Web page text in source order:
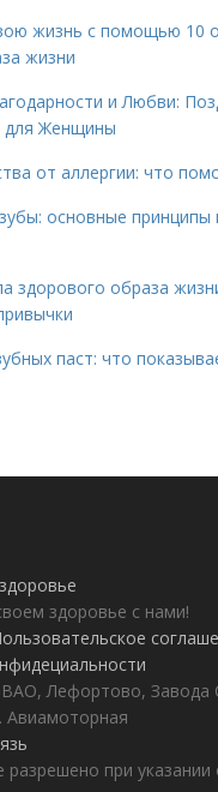
жизнь с помощью 10
жизни
и Любви:
Женщины
от аллергии: что
основные принципы
здорового образа
паст: что
здоровье с нами!
Лефортово, Завода
Авиамоторная
разрешено при указании